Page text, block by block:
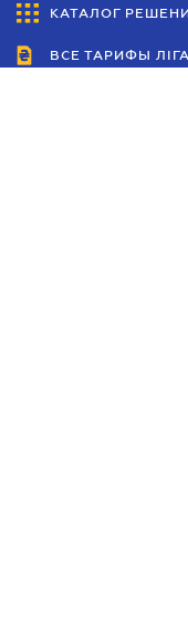
КАТАЛОГ
ВСЕ ТАРИФЫ